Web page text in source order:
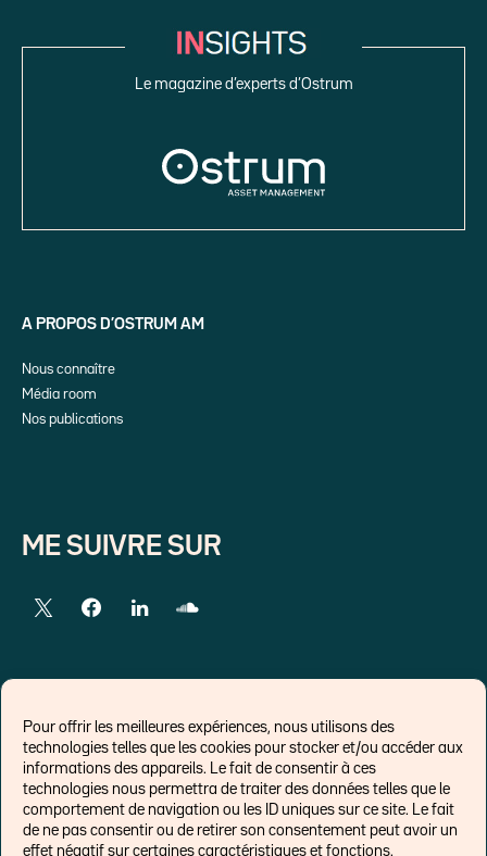
Pour offrir les meilleures expériences, nous utilisons des
technologies telles que les cookies pour stocker et/ou accéder aux
informations des appareils. Le fait de consentir à ces
technologies nous permettra de traiter des données telles que le
comportement de navigation ou les ID uniques sur ce site. Le fait
de ne pas consentir ou de retirer son consentement peut avoir un
effet négatif sur certaines caractéristiques et fonctions.
Le magazine d’experts d’Ostrum
A PROPOS D’OSTRUM AM
Nous connaître
Média room
Nos publications
ME SUIVRE SUR
LIENS EXTERNES
Chroniques pour Forbes
Economistes
Think tank